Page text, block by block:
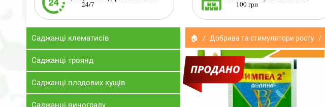
24/7 100 грн
Саджанці клематисів
Саджанці троянд
Саджанці плодових кущів
Саджанці винограду
🏠 Добрива та стимулятори росту